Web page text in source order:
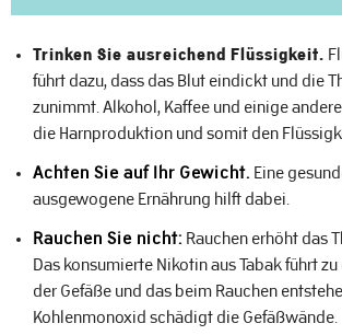
Trinken Sie ausreichend Flüssigkeit.
führt dazu, dass das Blut eindickt und die
zunimmt. Alkohol, Kaffee und einige
die Harnproduktion und somit den
Achten Sie auf Ihr Gewicht. Eine
ausgewogene Ernährung hilft dabei.
Rauchen Sie nicht: Rauchen erhöht das
Das konsumierte Nikotin aus Tabak führt
der Gefäße und das beim Rauchen
Kohlenmonoxid schädigt die Gefäßwände.